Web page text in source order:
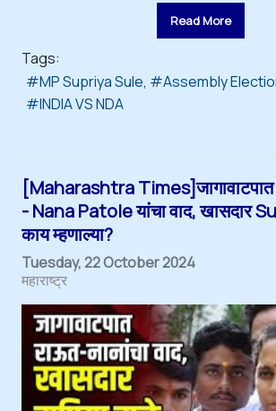
Read More
Tags:
MP Supriya Sule
Assembly
INDIA VS NDA
[Maharashtra
- Nana Patole यांचा वाद, खासदार
काय म्हणाल्या?
Tuesday, 22 October 2024
महाराष्ट्र